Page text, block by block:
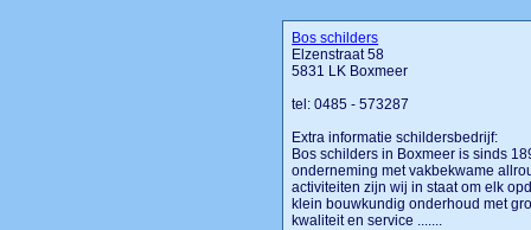
Bos schilders
Elzenstraat 58
5831 LK Boxmeer
tel: 0485 - 573287
Extra informatie schildersbedrijf:
Bos schilders in Boxmeer is sinds
onderneming met vakbekwame
activiteiten zijn wij in staat om elk
klein bouwkundig onderhoud met
kwaliteit en service .......